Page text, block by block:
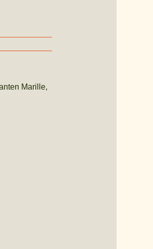
Marille,